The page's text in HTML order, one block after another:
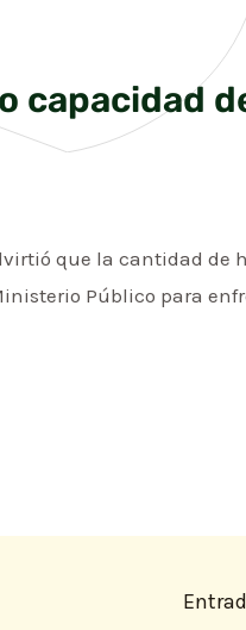
capacidad
que la cantidad de
Público para